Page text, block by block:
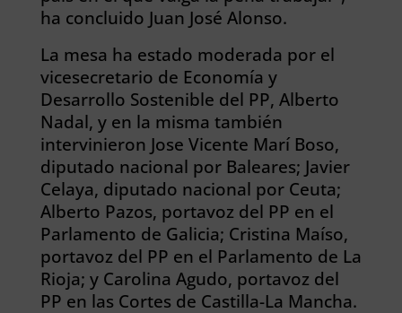
ha concluido Juan José Alonso.
La mesa ha estado moderada por el
vicesecretario de Economía y
Desarrollo Sostenible del PP, Alberto
Nadal, y en la misma también
intervinieron Jose Vicente Marí Boso,
diputado nacional por Baleares; Javier
Celaya, diputado nacional por Ceuta;
Alberto Pazos, portavoz del PP en el
Parlamento de Galicia; Cristina Maíso,
portavoz del PP en el Parlamento de La
Rioja; y Carolina Agudo, portavoz del
PP en las Cortes de Castilla-La Mancha.